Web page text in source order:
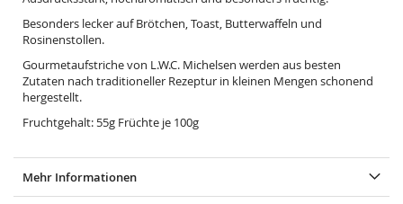
Besonders lecker auf Brötchen, Toast, Butterwaffeln und
Rosinenstollen.
Gourmetaufstriche von L.W.C. Michelsen werden aus besten
Zutaten nach traditioneller Rezeptur in kleinen Mengen schonend
hergestellt.
Fruchtgehalt: 55g Früchte je 100g
Mehr Informationen